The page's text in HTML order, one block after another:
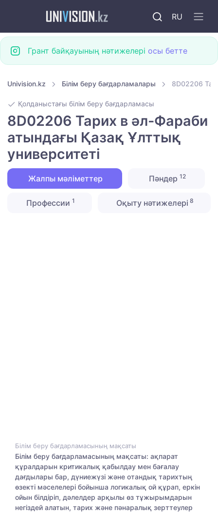
RU
Грант байқауының нәтижелері осы бетте
Univision.kz Білім беру бағдарламалары 8D02206
Қолданыстағы білім беру бағдарламасы
8D02206 Тарих в әл-Фараби
атындағы Қазақ Ұлттық
университеті
Жалпы мәліметтер Пәндер 12
Профессии 1 Оқыту нәтижелері 8
Білім беру бағдарламасының мақсаты
Білім беру бағдарламасының мақсаты: ақпарат
құралдарын критикалық қабылдау мен бағалау
дағдылары бар, дүниежүзі және отандық тарихтың
өзекті мәселелері бойынша логикалық ой құрап, еркін
ойын білдіріп, дәлелдер арқылы өз тұжырымдарын
негіздей алатын, тарих және пәнаралық зерттеулер